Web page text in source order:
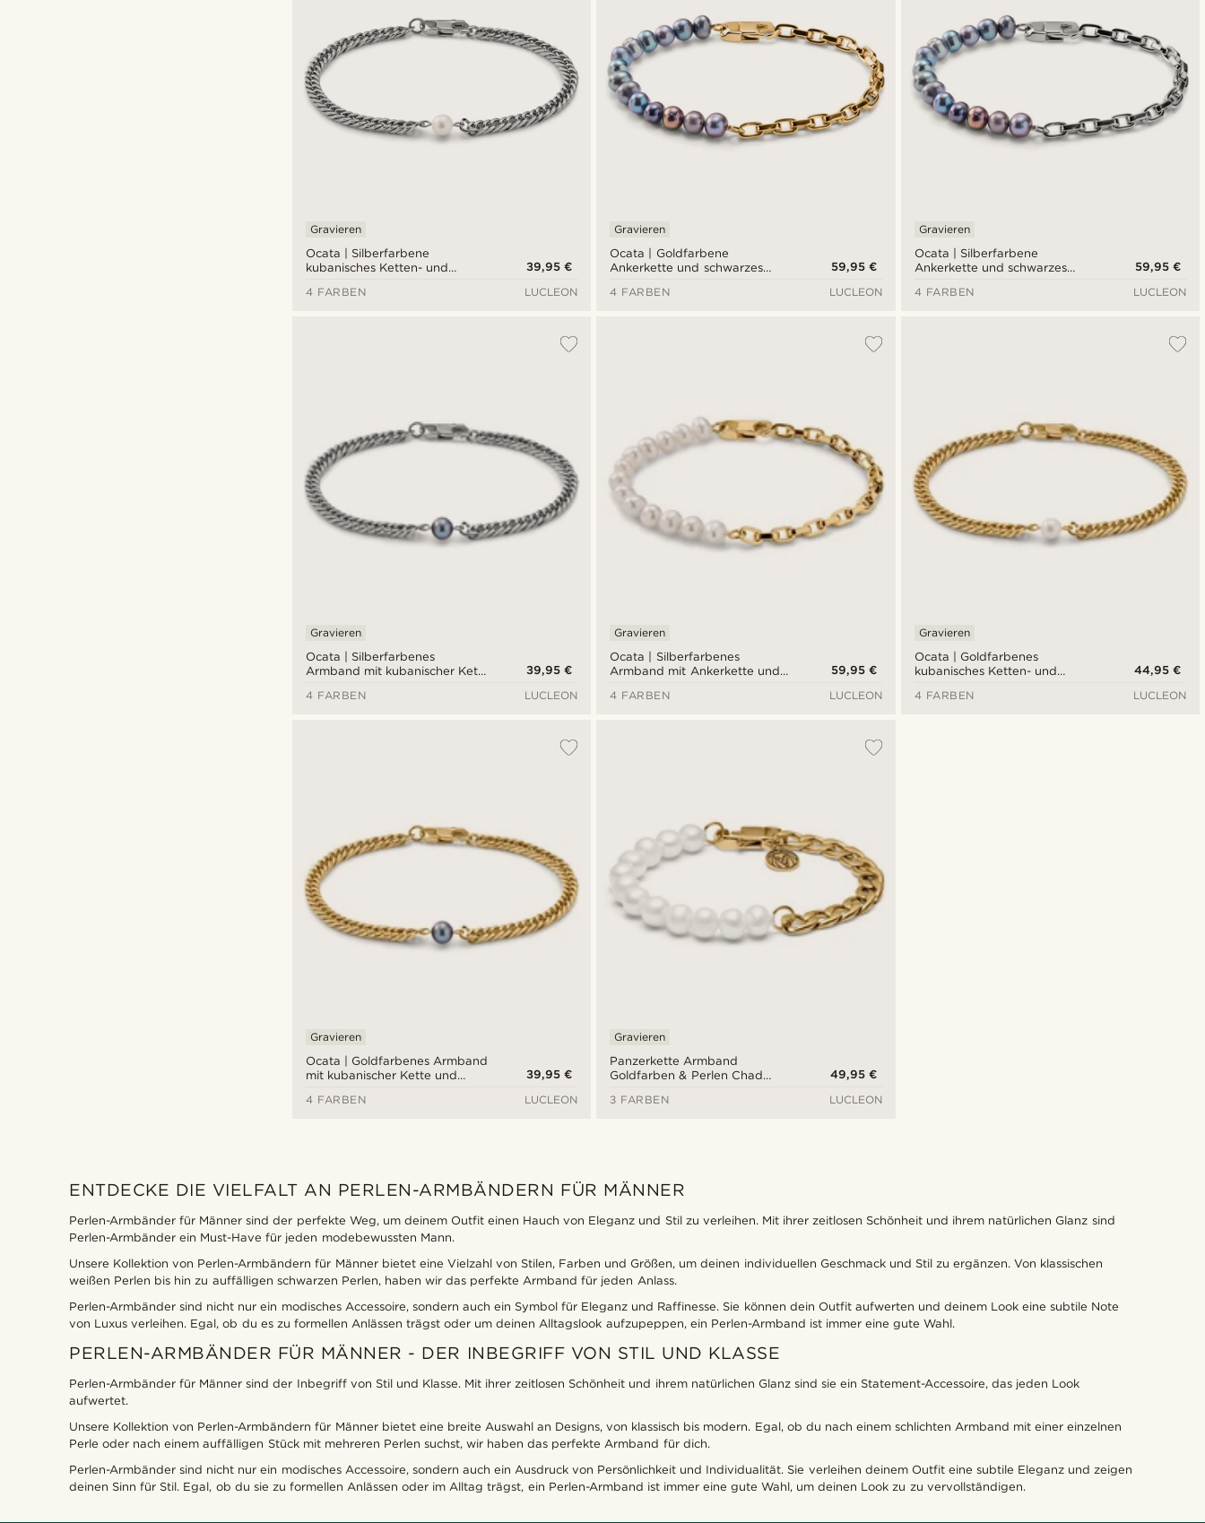
Ocata | Silberfarbene
kubanisches Ketten- und
Gravieren
39,95 €
4 FARBEN
LUCLEON
Ocata | Goldfarbene
Ankerkette und schwarzes
Gravieren
59,95 €
4 FARBEN
LUCLEON
Ocata | Silberfarbene
Ankerkette und schwarzes
Gravieren
59,95 €
4 FARBEN
LUCLEON
Ocata | Silberfarbenes
Armband mit kubanischer Kette
Gravieren
39,95 €
4 FARBEN
LUCLEON
Ocata | Silberfarbenes
Armband mit Ankerkette und
Gravieren
59,95 €
4 FARBEN
LUCLEON
Ocata | Goldfarbenes
kubanisches Ketten- und
Gravieren
44,95 €
4 FARBEN
LUCLEON
Ocata | Goldfarbenes Armband
mit kubanischer Kette und
Gravieren
39,95 €
4 FARBEN
LUCLEON
Panzerkette Armband
Goldfarben & Perlen Chad
Gravieren
49,95 €
3 FARBEN
LUCLEON
ENTDECKE DIE VIELFALT AN PERLEN-ARMBÄNDERN FÜR MÄNNER
Perlen-Armbänder für Männer sind der perfekte Weg, um deinem Outfit einen Hauch von Eleganz und Stil zu verleihen. Mit ihrer zeitlosen Schönheit und ihrem natürlichen Glanz sind
Perlen-Armbänder ein Must-Have für jeden modebewussten Mann.
Unsere Kollektion von Perlen-Armbändern für Männer bietet eine Vielzahl von Stilen, Farben und Größen, um deinen individuellen Geschmack und Stil zu ergänzen. Von klassischen
weißen Perlen bis hin zu auffälligen schwarzen Perlen, haben wir das perfekte Armband für jeden Anlass.
Perlen-Armbänder sind nicht nur ein modisches Accessoire, sondern auch ein Symbol für Eleganz und Raffinesse. Sie können dein Outfit aufwerten und deinem Look eine subtile Note
von Luxus verleihen. Egal, ob du es zu formellen Anlässen trägst oder um deinen Alltagslook aufzupeppen, ein Perlen-Armband ist immer eine gute Wahl.
PERLEN-ARMBÄNDER FÜR MÄNNER - DER INBEGRIFF VON STIL UND KLASSE
Perlen-Armbänder für Männer sind der Inbegriff von Stil und Klasse. Mit ihrer zeitlosen Schönheit und ihrem natürlichen Glanz sind sie ein Statement-Accessoire, das jeden Look
aufwertet.
Unsere Kollektion von Perlen-Armbändern für Männer bietet eine breite Auswahl an Designs, von klassisch bis modern. Egal, ob du nach einem schlichten Armband mit einer einzelnen
Perle oder nach einem auffälligen Stück mit mehreren Perlen suchst, wir haben das perfekte Armband für dich.
Perlen-Armbänder sind nicht nur ein modisches Accessoire, sondern auch ein Ausdruck von Persönlichkeit und Individualität. Sie verleihen deinem Outfit eine subtile Eleganz und zeigen
deinen Sinn für Stil. Egal, ob du sie zu formellen Anlässen oder im Alltag trägst, ein Perlen-Armband ist immer eine gute Wahl, um deinen Look zu zu vervollständigen.